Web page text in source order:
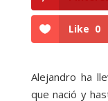
Like 0
Alejandro ha
que nació y